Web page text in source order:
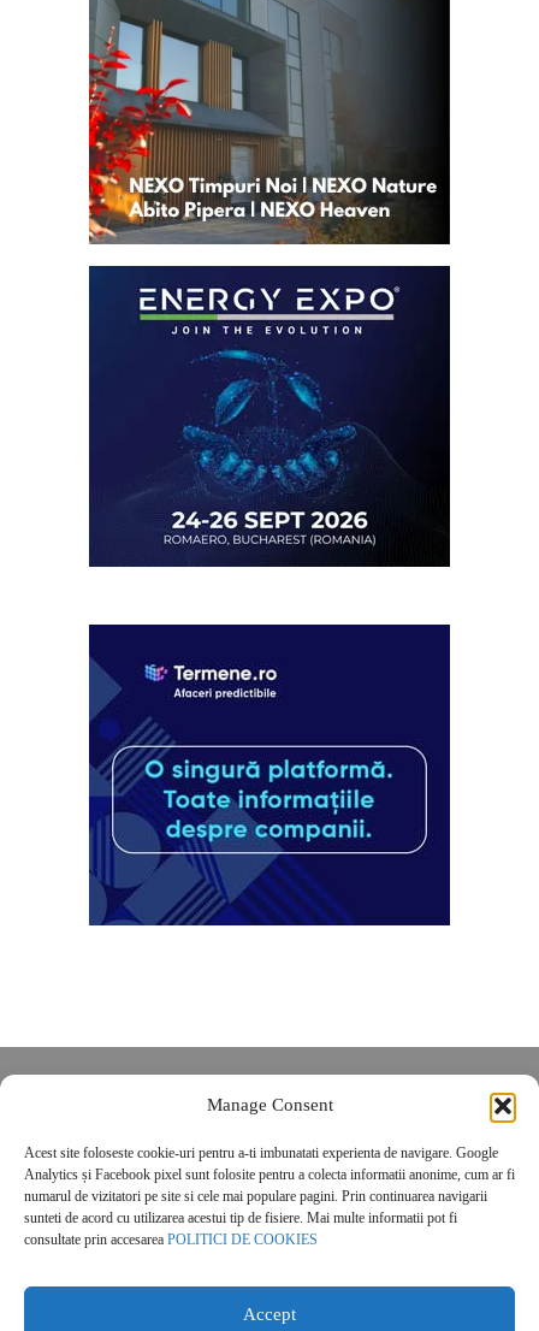
Manage Consent
Acest site foloseste cookie-uri pentru a-ti imbunatati experienta de navigare. Google
Analytics și Facebook pixel sunt folosite pentru a colecta informatii anonime, cum ar fi
numarul de vizitatori pe site si cele mai populare pagini. Prin continuarea navigarii
sunteti de acord cu utilizarea acestui tip de fisiere. Mai multe informatii pot fi
consultate prin accesarea POLITICI DE COOKIES
Accept
POLITICĂ DE CONFIDENȚIALITATE
Politica de cookies